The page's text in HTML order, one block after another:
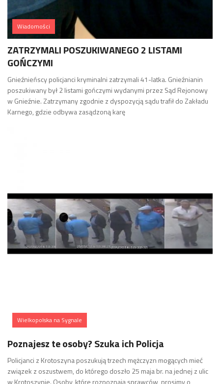
Wiadomości
ZATRZYMALI POSZUKIWANEGO 2 LISTAMI
GOŃCZYMI
Gnieźnieńscy policjanci kryminalni zatrzymali 41-latka. Gnieźnianin
poszukiwany był 2 listami gończymi wydanymi przez Sąd Rejonowy
w Gnieźnie. Zatrzymany zgodnie z dyspozycją sądu trafił do Zakładu
Karnego, gdzie odbywa zasądzoną karę
Wielkopolska na Sygnale
Poznajesz te osoby? Szuka ich Policja
Policjanci z Krotoszyna poszukują trzech mężczyzn mogących mieć
związek z oszustwem, do którego doszło 25 maja br. na jednej z ulic
w Krotoszynie. Osoby, które rozpoznają sprawców, prosimy o